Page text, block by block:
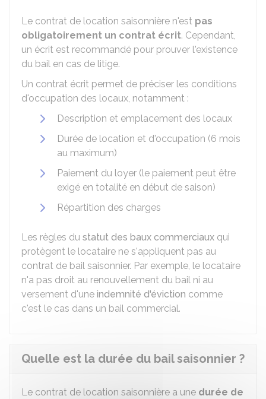
Le contrat de location saisonnière n'est pas
obligatoirement un contrat écrit. Cependant,
un écrit est recommandé pour prouver l'existence
du bail en cas de litige.
Un contrat écrit permet de préciser les conditions
d'occupation des locaux, notamment :
Description et emplacement des locaux
Durée de location et d'occupation (6 mois
au maximum)
Paiement du loyer (le paiement peut être
exigé en totalité en début de saison)
Répartition des charges
Les règles du statut des baux commerciaux qui
protègent le locataire ne s'appliquent pas au
contrat de bail saisonnier. Par exemple, le locataire
n'a pas droit au renouvellement du bail ni au
versement d'une indemnité d'éviction comme
c'est le cas dans un bail commercial.
Quelle est la durée du bail saisonnier ?
Le contrat de location saisonnière a une durée de